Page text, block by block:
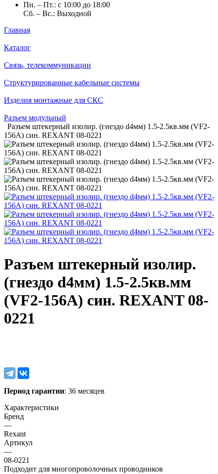
Пн. – Пт.: с 10:00 до 18:00
Сб. – Вс.: Выходной
Главная
Каталог
Связь, телекоммуникации
Структурированные кабельные системы
Изделия монтажные для СКС
Разъем модульный
Разъем штекерный изолир. (гнездо d4мм) 1.5-2.5кв.мм (VF2-
156А) син. REXANT 08-0221
Разъем штекерный изолир.
(гнездо d4мм) 1.5-2.5кв.мм
(VF2-156А) син. REXANT 08-
0221
Период гарантии: 36 месяцев
Характеристики
Бренд
—
Rexant
Артикул
—
08-0221
Подходит для многопроволочных проводников